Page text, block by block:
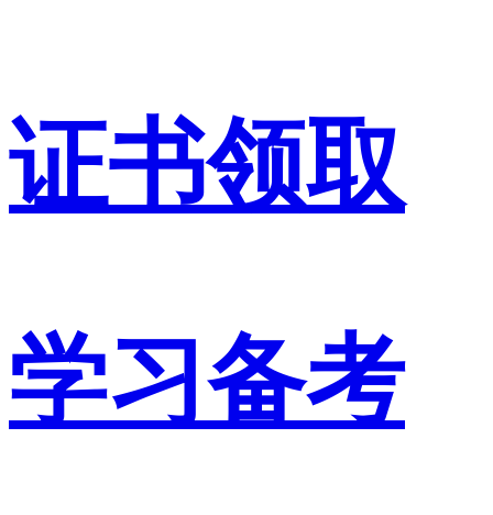
证书领取
学习备考